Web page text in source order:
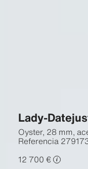
Lady-
Oyster, 28 mm,
Referencia
12 700 €